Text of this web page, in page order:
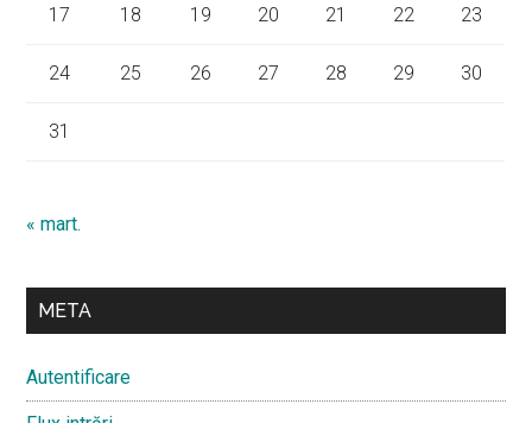
17 18 19 20 21 22 23
24 25 26 27 28 29 30
31
« mart.
META
Autentificare